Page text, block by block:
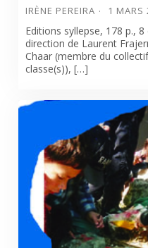
IRÈNE PEREIRA 1 MARS
Editions syllepse, 178 p.,
direction de Laurent
Chaar (membre du
classe(s)), […]